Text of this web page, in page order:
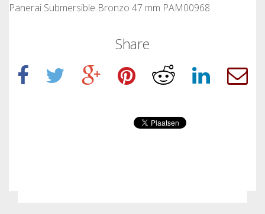
Panerai Submersible Bronzo 47 mm PAM00968
Share